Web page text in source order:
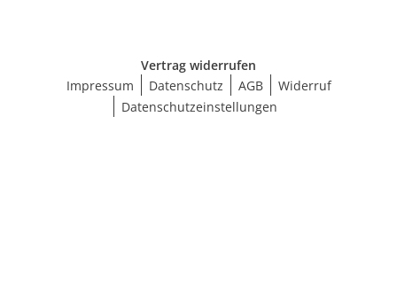
Vertrag widerrufen
Impressum
Datenschutz AGB
Widerruf
Datenschutzeinstellungen